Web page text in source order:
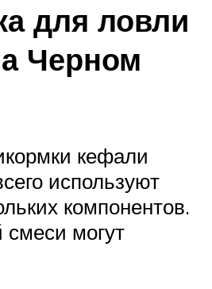
для ловли
Черном
кефали
используют
компонентов.
смеси могут